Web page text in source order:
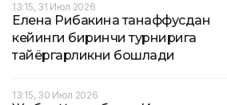
13:15, 31 Июл 2026
Елена Рибакина танаффусдан
кейинги биринчи турнирига
тайёргарликни бошлади
13:15, 30 Июл 2026